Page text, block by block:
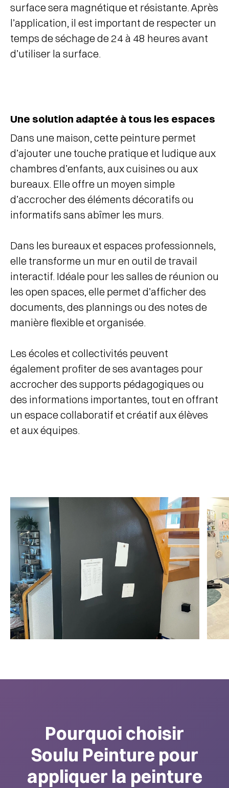
surface sera magnétique et résistante. Après
l’application, il est important de respecter un
temps de séchage de 24 à 48 heures avant
d’utiliser la surface.
Une solution adaptée à tous les espaces
Dans une maison, cette peinture permet
d’ajouter une touche pratique et ludique aux
chambres d’enfants, aux cuisines ou aux
bureaux. Elle offre un moyen simple
d’accrocher des éléments décoratifs ou
informatifs sans abîmer les murs.
Dans les bureaux et espaces professionnels,
elle transforme un mur en outil de travail
interactif. Idéale pour les salles de réunion ou
les open spaces, elle permet d’afficher des
documents, des plannings ou des notes de
manière flexible et organisée.
Les écoles et collectivités peuvent
également profiter de ses avantages pour
accrocher des supports pédagogiques ou
des informations importantes, tout en offrant
un espace collaboratif et créatif aux élèves
et aux équipes.
Pourquoi choisir
Soulu Peinture pour
appliquer la peinture